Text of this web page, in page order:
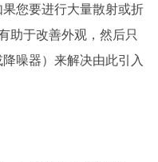
您要进行大量散射或折
助于改善外观，然后只
噪器）来解决由此引入